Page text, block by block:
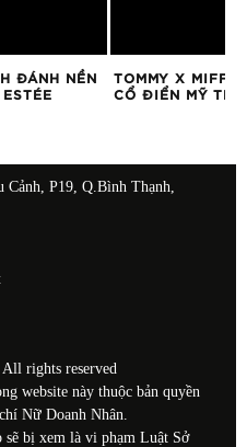
ĐÁNH NỀN
TOMMY X MIFFY:
CỔ ĐIỂN MỸ
P19, Q.Bình Thạnh,
rights reserved
website này thuộc bản quyền
Nữ Doanh Nhân.
sẽ bị xem là vi phạm Luật Sở